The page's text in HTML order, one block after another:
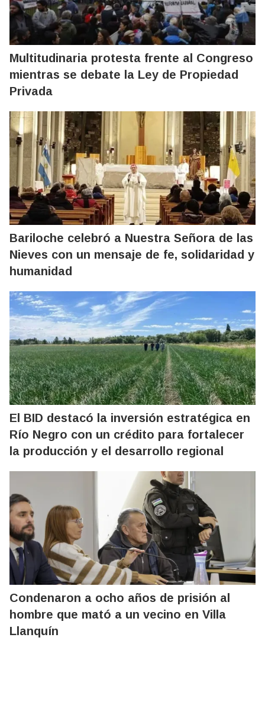
Multitudinaria protesta frente al Congreso
mientras se debate la Ley de Propiedad
Privada
Bariloche celebró a Nuestra Señora de las
Nieves con un mensaje de fe, solidaridad y
humanidad
El BID destacó la inversión estratégica en
Río Negro con un crédito para fortalecer
la producción y el desarrollo regional
Condenaron a ocho años de prisión al
hombre que mató a un vecino en Villa
Llanquín